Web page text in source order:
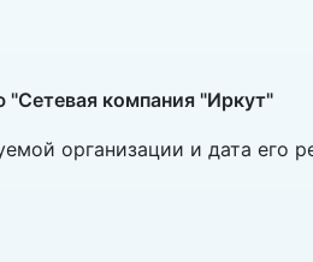
"Сетевая компания "Иркут"
организации и дата его